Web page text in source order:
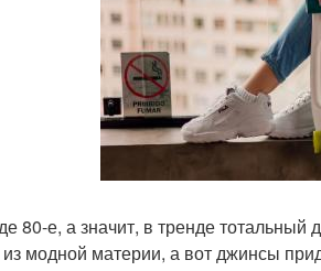
80-е, а значит, в тренде
модной материи, а вот джинсы